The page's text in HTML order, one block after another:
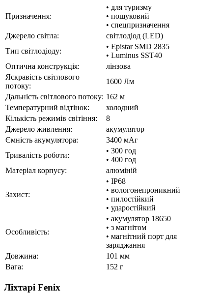
Призначення:
• для туризму
• пошуковий
• спецпризначення
Джерело світла:
світлодіод (LED)
Тип світлодіоду:
• Epistar SMD 2835
• Luminus SST40
Оптична конструкція:
лінзова
Яскравість світлового
потоку:
1600 Лм
Дальність світлового потоку: 162 м
Температурний відтінок:
холодний
Кількість режимів світіння:
8
Джерело живлення:
акумулятор
Ємність акумулятора:
3400 мАг
Тривалість роботи:
• 300 год
• 400 год
Матеріал корпусу:
алюміній
Захист:
• IP68
• вологонепроникний
• пилостійкий
• ударостійкий
Особливість:
• акумулятор 18650
• з магнітом
• магнітний порт для
заряджання
Довжина:
101 мм
Вага:
152 г
Ліхтарі Fenix